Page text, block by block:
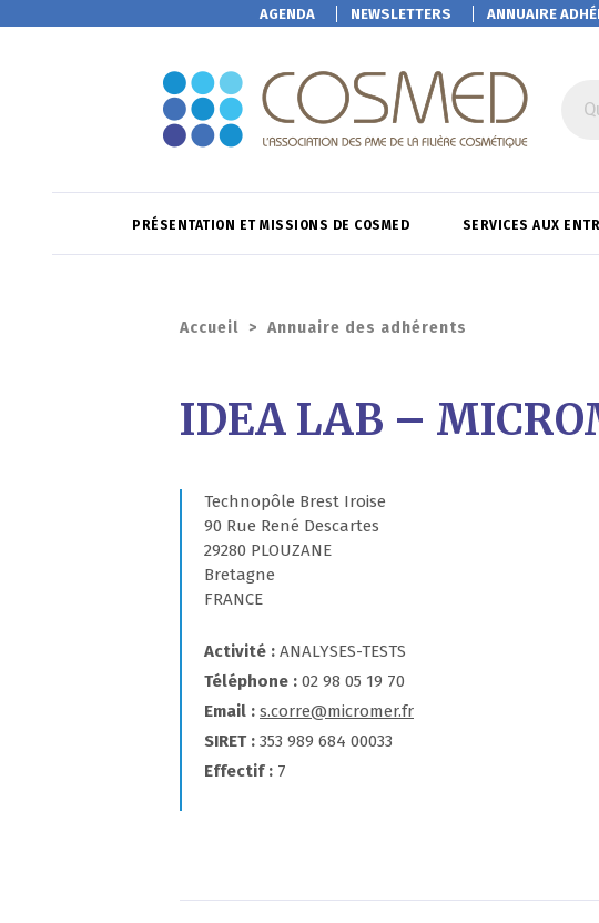
AGENDA NEWSLETTERS ANNUAIRE
PRÉSENTATION ET MISSIONS DE COSMED SERVICES AUX
Accueil > Annuaire des adhérents
IDEA LAB –
Technopôle Brest Iroise
90 Rue René Descartes
29280 PLOUZANE
Bretagne
FRANCE
Activité
ANALYSES-TESTS
Téléphone
02 98 05 19 70
Email
s.corre@micromer.fr
SIRET
353 989 684 00033
Effectif
7